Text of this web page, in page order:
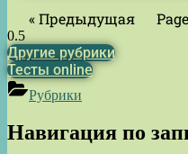
« Предыдущая Page
Другие рубрики
Тесты online
Рубрики
Навигация по